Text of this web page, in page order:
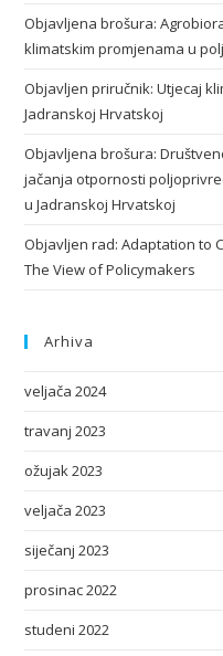
Objavljena brošura:
klimatskim promjenama u
Objavljen priručnik: Utjecaj
Jadranskoj Hrvatskoj
Objavljena brošura:
jačanja otpornosti
u Jadranskoj Hrvatskoj
Objavljen rad: Adaptation to
The View of Policymakers
Arhiva
veljača 2024
travanj 2023
ožujak 2023
veljača 2023
siječanj 2023
prosinac 2022
studeni 2022